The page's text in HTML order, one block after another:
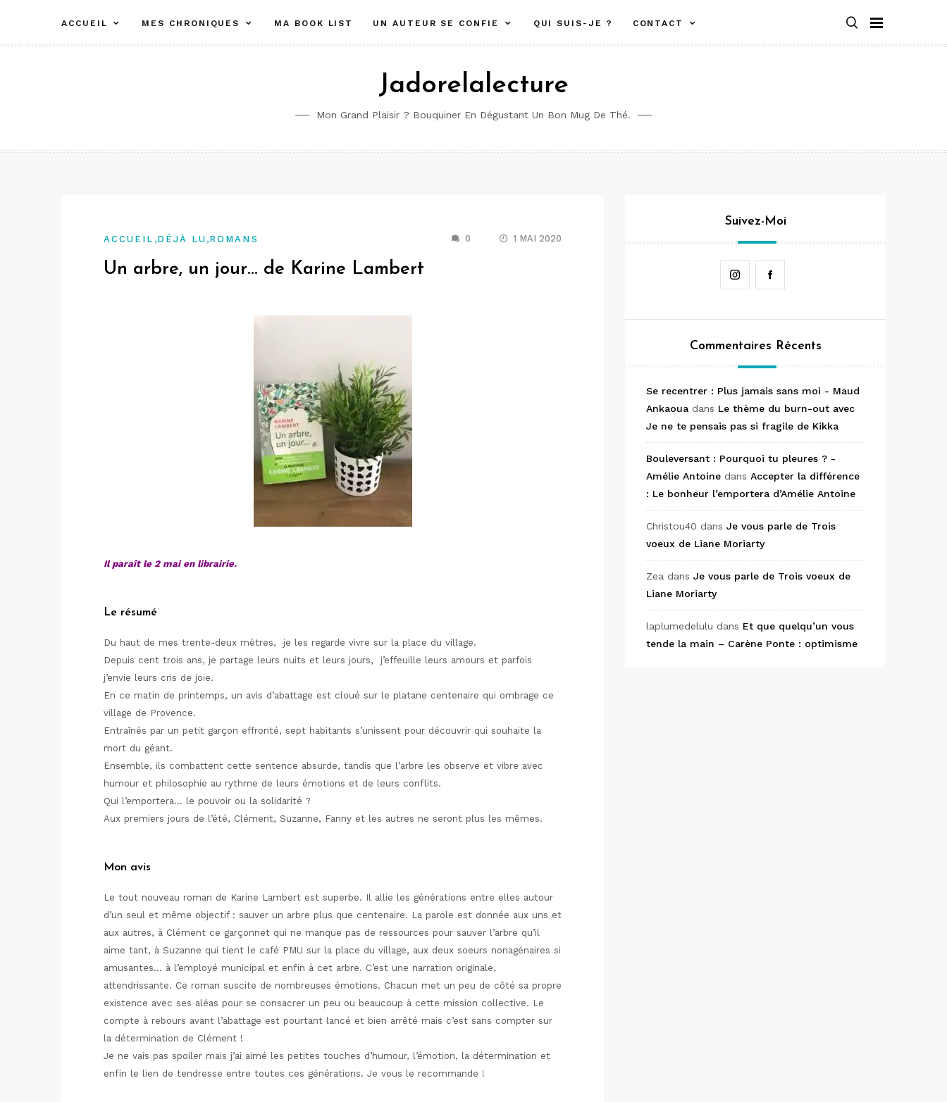
contenu
ACCUEIL MES CHRONIQUES MA BOOK LIST UN AUTEUR SE CONFIE QUI SUIS-JE ? CONTACT
Jadorelalecture
Mon Grand Plaisir ? Bouquiner En Dégustant Un Bon Mug De Thé.
ACCUEIL ,DÉJÀ LU ,ROMANS 0 1 MAI 2020
Un arbre, un jour… de Karine Lambert
Il paraît le 2 mai en librairie.
Le résumé
Du haut de mes trente-deux mètres, je les regarde vivre sur la place du village.
Depuis cent trois ans, je partage leurs nuits et leurs jours, j’effeuille leurs amours et parfois
j’envie leurs cris de joie.
En ce matin de printemps, un avis d’abattage est cloué sur le platane centenaire qui ombrage ce
village de Provence.
Entraînés par un petit garçon effronté, sept habitants s’unissent pour découvrir qui souhaite la
mort du géant.
Ensemble, ils combattent cette sentence absurde, tandis que l’arbre les observe et vibre avec
humour et philosophie au rythme de leurs émotions et de leurs conflits.
Qui l’emportera… le pouvoir ou la solidarité ?
Aux premiers jours de l’été, Clément, Suzanne, Fanny et les autres ne seront plus les mêmes.
Mon avis
Le tout nouveau roman de Karine Lambert est superbe. Il allie les générations entre elles autour
d’un seul et même objectif : sauver un arbre plus que centenaire. La parole est donnée aux uns et
aux autres, à Clément ce garçonnet qui ne manque pas de ressources pour sauver l’arbre qu’il
aime tant, à Suzanne qui tient le café PMU sur la place du village, aux deux soeurs nonagénaires si
amusantes… à l’employé municipal et enfin à cet arbre. C’est une narration originale,
attendrissante. Ce roman suscite de nombreuses émotions. Chacun met un peu de côté sa propre
existence avec ses aléas pour se consacrer un peu ou beaucoup à cette mission collective. Le
compte à rebours avant l’abattage est pourtant lancé et bien arrêté mais c’est sans compter sur
la détermination de Clément !
Je ne vais pas spoiler mais j’ai aimé les petites touches d’humour, l’émotion, la détermination et
enfin le lien de tendresse entre toutes ces générations. Je vous le recommande !
Suivez-Moi
Instagram
Commentaires Récents
Se recentrer : Plus jamais sans moi - Maud
Ankaoua dans Le thème du burn-out avec
Je ne te pensais pas si fragile de Kikka
Bouleversant : Pourquoi tu pleures ? -
Amélie Antoine dans Accepter la différence
: Le bonheur l’emportera d’Amélie Antoine
Christou40 dans Je vous parle de Trois
voeux de Liane Moriarty
Zea dans Je vous parle de Trois voeux de
Liane Moriarty
laplumedelulu dans Et que quelqu’un vous
tende la main – Carène Ponte : optimisme